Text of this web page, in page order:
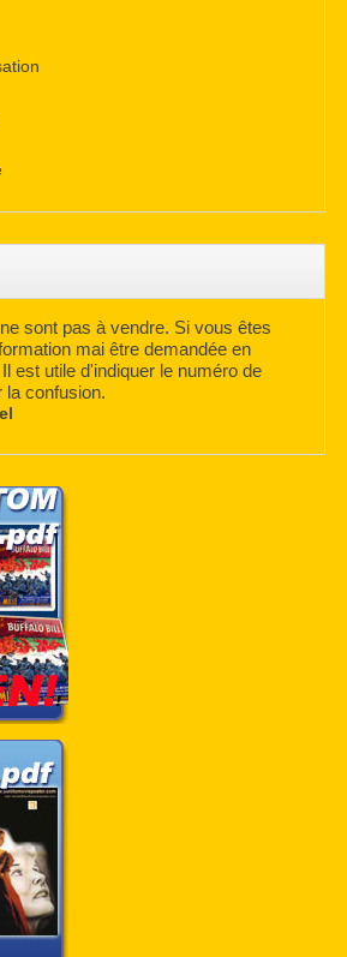
sont pas à vendre. Si vous êtes
mai être demandée en
est utile d'indiquer le numéro de
la confusion.